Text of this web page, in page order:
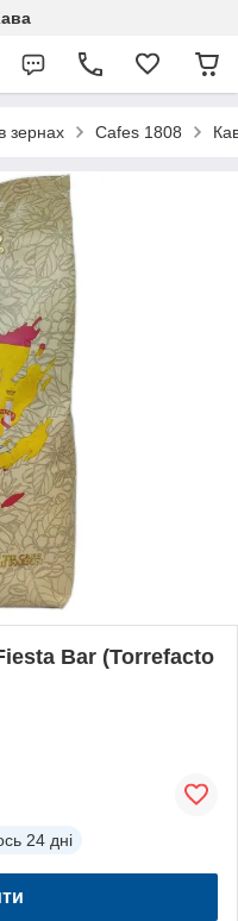
зернах Cafes 1808
Bar (Torrefacto
24 дні